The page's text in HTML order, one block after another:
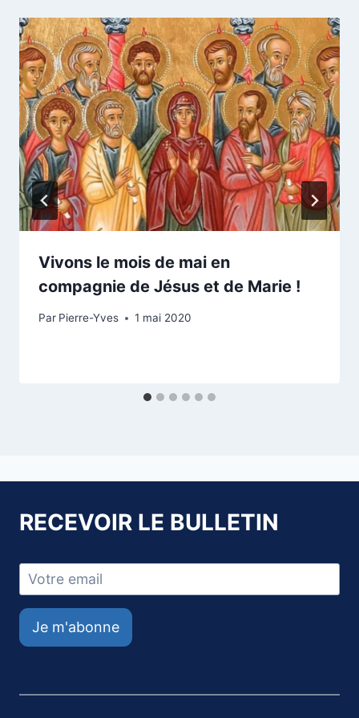
Vivons le mois de mai en
compagnie de Jésus et de Marie !
Par Pierre-Yves 1 mai 2020
RECEVOIR LE BULLETIN
Je m'abonne